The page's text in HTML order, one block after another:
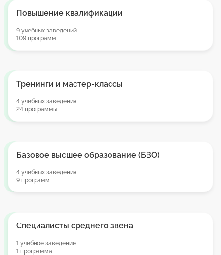
Повышение квалификации
9 учебных заведений
109 программ
Тренинги и мастер-классы
4 учебных заведения
24 программы
Базовое высшее образование (БВО)
4 учебных заведения
9 программ
Специалисты среднего звена
1 учебное заведение
1 программа